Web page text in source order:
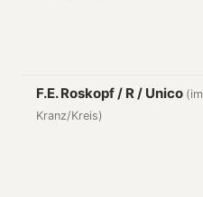
F.E. Roskopf / R / Unico (im
Kranz/Kreis)